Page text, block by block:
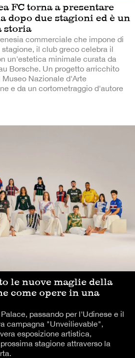
FC torna a presentare
dopo due stagioni ed è un
storia
commerciale che impone di
il club greco celebra il
un'estetica minimale curata da
Borsche. Un progetto arricchito
Nazionale d'Arte
e da un cortometraggio d'autore
le nuove maglie della
come opere in una
passando per l'Udinese e il
campagna "Unveilievable",
esposizione artistica,
stagione attraverso la